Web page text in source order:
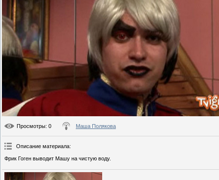
Просмотры: 0 Маша Полякова
Описание материала:
Фрик Гоген выводит Машу на чистую воду.